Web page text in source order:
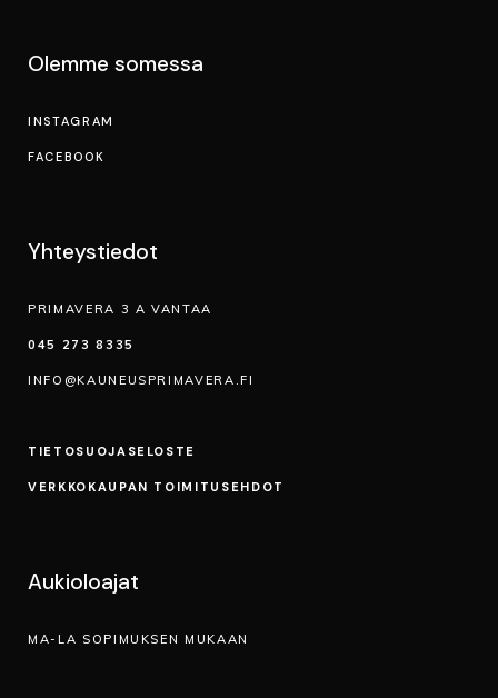
Olemme somessa
INSTAGRAM
FACEBOOK
Yhteystiedot
PRIMAVERA 3 A VANTAA
045 273 8335
INFO@KAUNEUSPRIMAVERA.FI
TIETOSUOJA­SELOSTE
VERKKOKAUPAN TOIMITUSEHDOT
Aukioloajat
MA-LA SOPIMUKSEN MUKAAN